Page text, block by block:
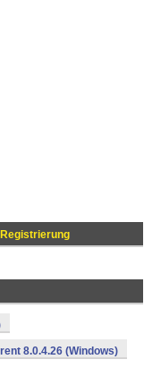
8.0.4.26 (Windows)